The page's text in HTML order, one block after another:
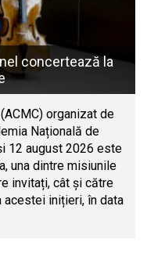
concertează la
organizat de
Națională de
12 august 2026 este
una dintre misiunile
invitați, cât și către
acestei inițieri, în data